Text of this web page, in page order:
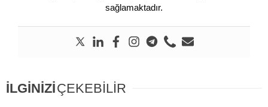
sağlamaktadır.
İLGİNİZİÇEKEBİLİR